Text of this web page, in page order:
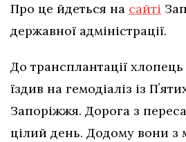
Про це йдеться на сайті
державної адміністрації.
До трансплантації
їздив на гемодіаліз із
Запоріжжя. Дорога з
цілий день. Додому вони з